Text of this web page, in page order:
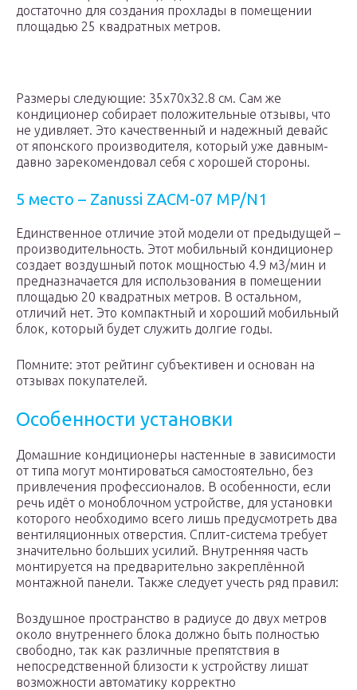
достаточно для создания прохлады в помещении
площадью 25 квадратных метров.
Размеры следующие: 35x70x32.8 см. Сам же
кондиционер собирает положительные отзывы, что
не удивляет. Это качественный и надежный девайс
от японского производителя, который уже давным-
давно зарекомендовал себя с хорошей стороны.
5 место – Zanussi ZACM-07 MP/N1
Единственное отличие этой модели от предыдущей –
производительность. Этот мобильный кондиционер
создает воздушный поток мощностью 4.9 м3/мин и
предназначается для использования в помещении
площадью 20 квадратных метров. В остальном,
отличий нет. Это компактный и хороший мобильный
блок, который будет служить долгие годы.
Помните: этот рейтинг субъективен и основан на
отзывах покупателей.
Особенности установки
Домашние кондиционеры настенные в зависимости
от типа могут монтироваться самостоятельно, без
привлечения профессионалов. В особенности, если
речь идёт о моноблочном устройстве, для установки
которого необходимо всего лишь предусмотреть два
вентиляционных отверстия. Сплит-система требует
значительно больших усилий. Внутренняя часть
монтируется на предварительно закреплённой
монтажной панели. Также следует учесть ряд правил:
Воздушное пространство в радиусе до двух метров
около внутреннего блока должно быть полностью
свободно, так как различные препятствия в
непосредственной близости к устройству лишат
возможности автоматику корректно